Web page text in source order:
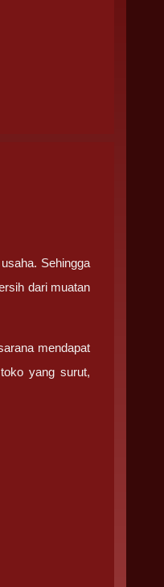
Sehingga
dari muatan
mendapat
yang surut,